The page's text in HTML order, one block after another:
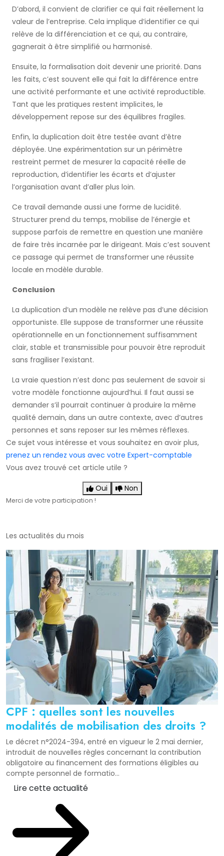
D’abord, il convient de clarifier ce qui fait réellement la
valeur de l’entreprise. Cela implique d’identifier ce qui
relève de la différenciation et ce qui, au contraire,
gagnerait à être simplifié ou harmonisé.
Ensuite, la formalisation doit devenir une priorité. Dans
les faits, c’est souvent elle qui fait la différence entre
une activité performante et une activité reproductible.
Tant que les pratiques restent implicites, le
développement repose sur des équilibres fragiles.
Enfin, la duplication doit être testée avant d’être
déployée. Une expérimentation sur un périmètre
restreint permet de mesurer la capacité réelle de
reproduction, d’identifier les écarts et d’ajuster
l’organisation avant d’aller plus loin.
Ce travail demande aussi une forme de lucidité.
Structurer prend du temps, mobilise de l’énergie et
suppose parfois de remettre en question une manière
de faire très incarnée par le dirigeant. Mais c’est souvent
ce passage qui permet de transformer une réussite
locale en modèle durable.
Conclusion
La duplication d’un modèle ne relève pas d’une décision
opportuniste. Elle suppose de transformer une réussite
opérationnelle en un fonctionnement suffisamment
clair, stable et transmissible pour pouvoir être reproduit
sans fragiliser l’existant.
La vraie question n’est donc pas seulement de savoir si
votre modèle fonctionne aujourd’hui. Il faut aussi se
demander s’il pourrait continuer à produire la même
qualité demain, dans un autre contexte, avec d’autres
personnes et sans reposer sur les mêmes réflexes.
Ce sujet vous intéresse et vous souhaitez en avoir plus,
prenez un rendez vous avec votre Expert-comptable
Vous avez trouvé cet article utile ?
Oui Non
Merci de votre participation !
Les actualités du mois
CPF : quelles sont les nouvelles
modalités de mobilisation des droits ?
Le décret n°2024-394, entré en vigueur le 2 mai dernier,
introduit de nouvelles règles concernant la contribution
obligatoire au financement des formations éligibles au
compte personnel de formatio...
Lire cette actualité